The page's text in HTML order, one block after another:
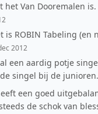
het Van Dooremalen is.
is ROBIN Tabeling (en
2012
een aardig potje
singel bij de junioren.
een goed
de schok van